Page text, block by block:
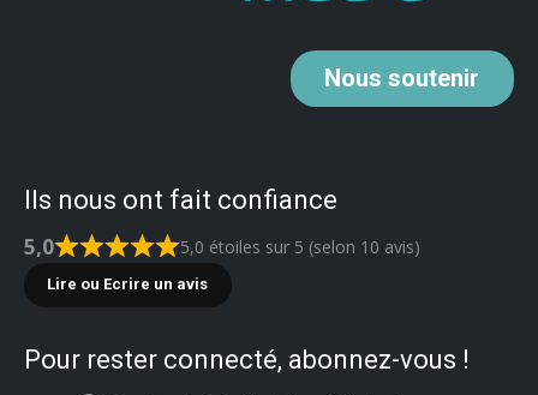
Noussoutenir
Ils nous ont fait confiance
5,0 5,0 étoiles sur 5 (selon 10 avis)
Lire ou Ecrire un avis
Pour rester connecté, abonnez-vous !